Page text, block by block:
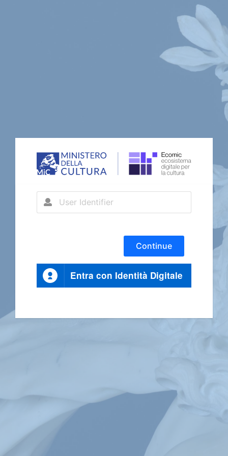
Continue
Entra con Identità Digitale